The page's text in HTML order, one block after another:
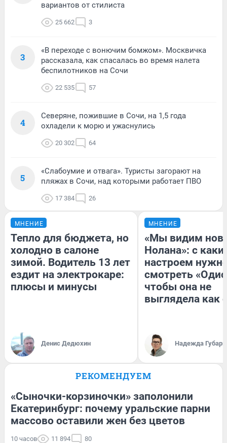
вариантов от стилиста
25 662 3
3
«В переходе с вонючим бомжом». Москвичка
рассказала, как спасалась во время налета
беспилотников на Сочи
22 535 57
4
Северяне, пожившие в Сочи, на 1,5 года
охладели к морю и ужаснулись
20 302 64
5
«Слабоумие и отвага». Туристы загорают на
пляжах в Сочи, над которыми работает ПВО
17 384 26
МНЕНИЕ
Тепло для бюджета, но
холодно в салоне
зимой. Водитель 13 лет
ездит на электрокаре:
плюсы и минусы
Денис Дедюхин
МНЕНИЕ
«Мы видим
Нолана»: с
настроем
смотреть
чтобы она не
выглядела как
Надежда Губарь
РЕКОМЕНДУЕМ
«Сыночки-корзиночки» заполонили
Екатеринбург: почему уральские парни
массово оставили жен без цветов
10 часов 11 894 80